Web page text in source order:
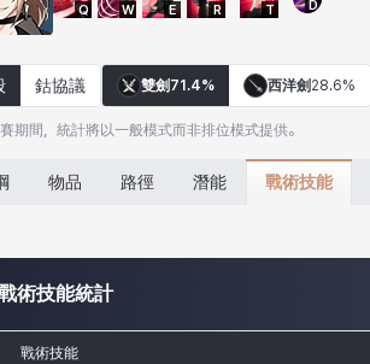
Q W E R T D
鈷協議 雙劍 71.4% 西洋劍 28.6%
期間，統計將以一般模式而非排位模式提供。
物品 路徑 潛能 戰術技能
術技能統計
戰術技能